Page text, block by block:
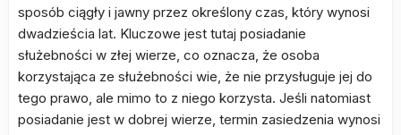
sposób ciągły i jawny przez określony czas, który wynosi
dwadzieścia lat. Kluczowe jest tutaj posiadanie
służebności w złej wierze, co oznacza, że osoba
korzystająca ze służebności wie, że nie przysługuje jej do
tego prawo, ale mimo to z niego korzysta. Jeśli natomiast
posiadanie jest w dobrej wierze, termin zasiedzenia wynosi